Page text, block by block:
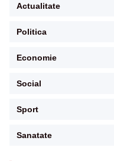
Actualitate
Politica
Economie
Social
Sport
Sanatate